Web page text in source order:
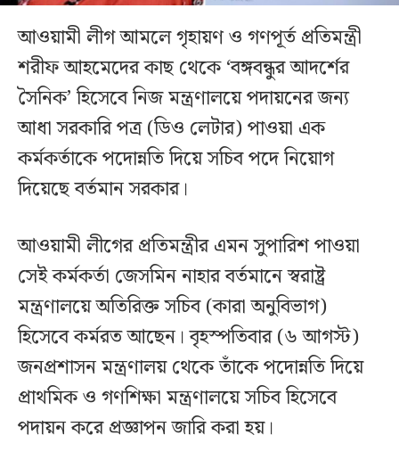
আওয়ামী লীগ আমলে গৃহায়ণ ও গণপূর্ত প্রতিমন্ত্রী
শরীফ আহমেদের কাছ থেকে ‘বঙ্গবন্ধুর আদর্শের
সৈনিক’ হিসেবে নিজ মন্ত্রণালয়ে পদায়নের জন্য
আধা সরকারি পত্র (ডিও লেটার) পাওয়া এক
কর্মকর্তাকে পদোন্নতি দিয়ে সচিব পদে নিয়োগ
দিয়েছে বর্তমান সরকার।
আওয়ামী লীগের প্রতিমন্ত্রীর এমন সুপারিশ পাওয়া
সেই কর্মকর্তা জেসমিন নাহার বর্তমানে স্বরাষ্ট্র
মন্ত্রণালয়ে অতিরিক্ত সচিব (কারা অনুবিভাগ)
হিসেবে কর্মরত আছেন। বৃহস্পতিবার (৬ আগস্ট)
জনপ্রশাসন মন্ত্রণালয় থেকে তাঁকে পদোন্নতি দিয়ে
প্রাথমিক ও গণশিক্ষা মন্ত্রণালয়ে সচিব হিসেবে
পদায়ন করে প্রজ্ঞাপন জারি করা হয়।